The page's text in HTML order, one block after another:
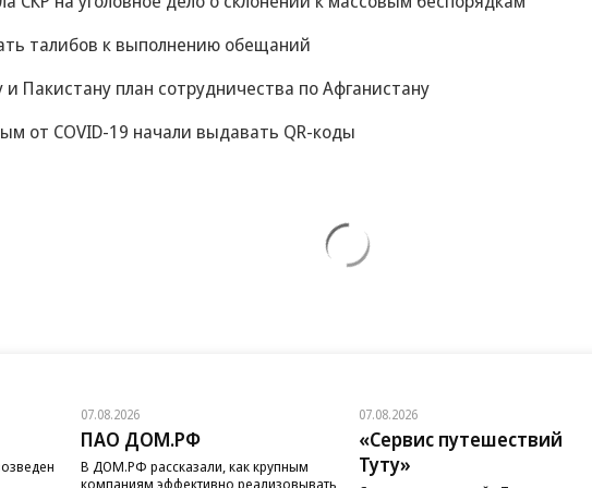
талибов к выполнению обещаний
Пакистану план сотрудничества по Афганистану
от COVID-19 начали выдавать QR-коды
07.08.2026
ПАО ДОМ.РФ
В ДОМ.РФ рассказали, как крупным
компаниям эффективно реализовывать
07.08.2026
«Сервис путешествий
Туту»